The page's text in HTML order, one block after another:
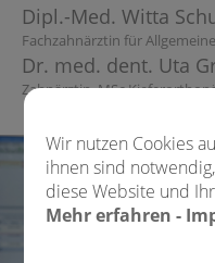
Wir nutzen Cookies
ihnen sind
diese Website und
Mehr erfahren -
Dipl.-Med. Witta
Fachzahnärztin für
Dr. med. dent. Uta
Zahnärztin, MSc